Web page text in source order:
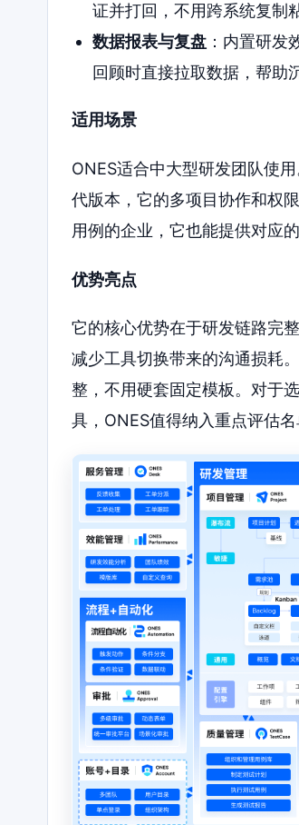
证并打回，不用跨系统复制
数据报表与复盘：内置研发
回顾时直接拉取数据，帮助
适用场景
ONES适合中大型研发团队使
代版本，它的多项目协作和权
用例的企业，它也能提供对应
优势亮点
它的核心优势在于研发链路完
减少工具切换带来的沟通损耗
整，不用硬套固定模板。对于
具，ONES值得纳入重点评估名